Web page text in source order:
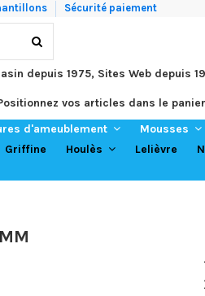
Sécurité paiement
depuis 1975, Sites Web depuis
vos articles dans le panier
d'ameublement Mousses
Griffine Houlès Lelièvre